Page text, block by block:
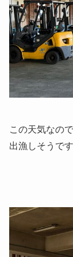
この天気なの
出漁しそうです